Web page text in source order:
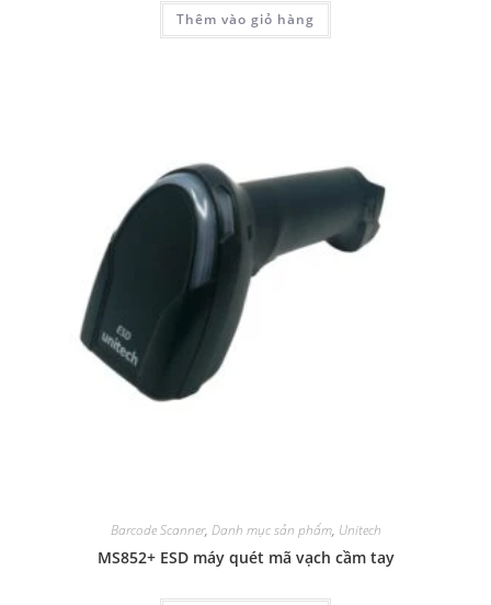
Thêm vào giỏ hàng
Barcode Scanner, Danh mục sản phẩm, Unitech
MS852+ ESD máy quét mã vạch cầm tay